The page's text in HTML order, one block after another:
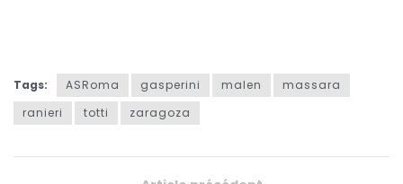
Tags: ASRoma gasperini malen
massara
ranieri
totti zaragoza